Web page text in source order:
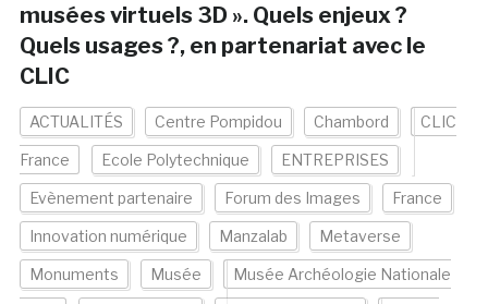
musées virtuels 3D ». Quels enjeux ?
Quels usages ?, en partenariat avec le
CLIC
ACTUALITÉS Centre Pompidou Chambord CLIC
France Ecole Polytechnique ENTREPRISES
Evènement partenaire Forum des Images France
Innovation numérique Manzalab Metaverse
Monuments Musée Musée Archéologie Nationale